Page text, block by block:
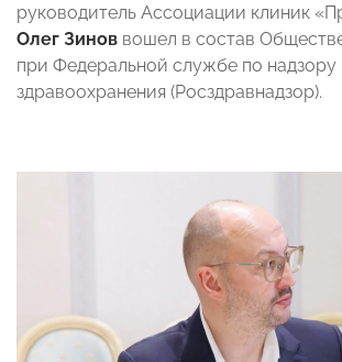
руководитель Ассоциации клиник
Олег Зинов вошел в состав
при Федеральной службе по надзору
здравоохранения (Росздравнадзор).